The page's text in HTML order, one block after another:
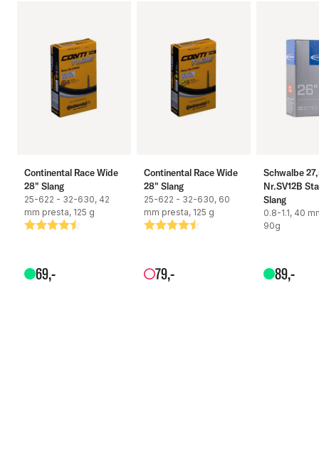
Continental Race Wide
28" Slang
25-622 - 32-630, 42
mm presta, 125 g
Betyg:
4.7 utav 5 stjärnor
69,-
Continental Race Wide
28" Slang
25-622 - 32-630, 60
mm presta, 125 g
Betyg:
4.7 utav 5 stjärnor
79,-
Schwalbe
Nr.SV12B
Slang
0.8-1.1, 40
90g
89,-